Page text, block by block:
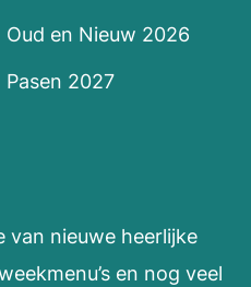
Oud en Nieuw 2026
Pasen 2027
van nieuwe heerlijke
en nog veel